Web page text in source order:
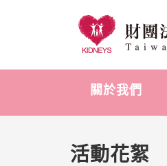
關於我們
活動花絮